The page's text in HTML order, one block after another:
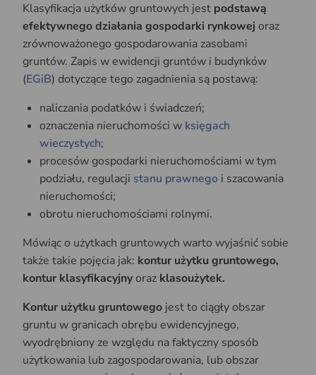
Klasyfikacja użytków gruntowych jest podstawą
efektywnego działania gospodarki rynkowejoraz
zrównoważonego gospodarowania zasobami
gruntów. Zapis w ewidencji gruntów i budynków
(EGiB) dotyczące tego zagadnienia są postawą:
naliczania podatków i świadczeń;
oznaczenia nieruchomości w księgach
wieczystych;
procesów gospodarki nieruchomościami w tym
podziału, regulacji stanu prawnego i szacowania
nieruchomości;
obrotu nieruchomościami rolnymi.
Mówiąc o użytkach gruntowych warto wyjaśnić sobie
także takie pojęcia jak: kontur użytku gruntowego,
kontur klasyfikacyjnyoraz klasoużytek.
Kontur użytku gruntowego jest to ciągły obszar
gruntu w granicach obrębu ewidencyjnego,
wyodrębniony ze względu na faktyczny sposób
użytkowania lub zagospodarowania, lub obszar